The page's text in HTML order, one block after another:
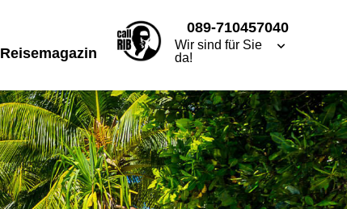
Reisemagazin
089-710457040
Wir sind für Sie
da!